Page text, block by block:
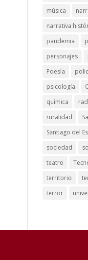
música
narrativa
pandemia
personajes
Poesía
psicología
química
ruralidad
Santiago del
sociedad
teatro
territorio
terror